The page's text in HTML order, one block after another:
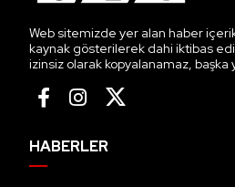
Web sitemizde yer alan haber
kaynak gösterilerek dahi iktibas
izinsiz olarak kopyalanamaz, başka
HABERLER